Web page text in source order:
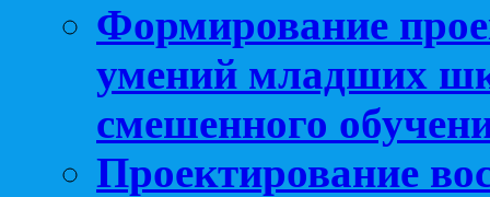
Формирование
умений младших
смешенного
Проектирование